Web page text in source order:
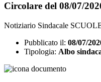
Circolare del 08/07/
Notiziario Sindacale
Pubblicato il: 08/07/
Tipologia: Albo